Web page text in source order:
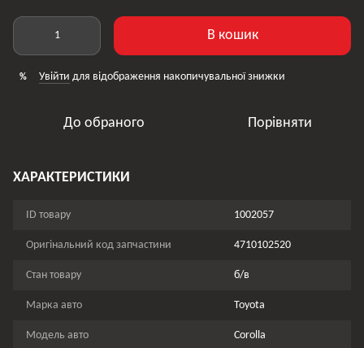
В кошик
% Увійти для відображення накопичувальної знижки
До обраного Порівняти
ХАРАКТЕРИСТИКИ
ID товару 1002057
Оригінальний код запчастини 4710102520
Стан товару б/в
Марка авто Toyota
Модель авто Corolla